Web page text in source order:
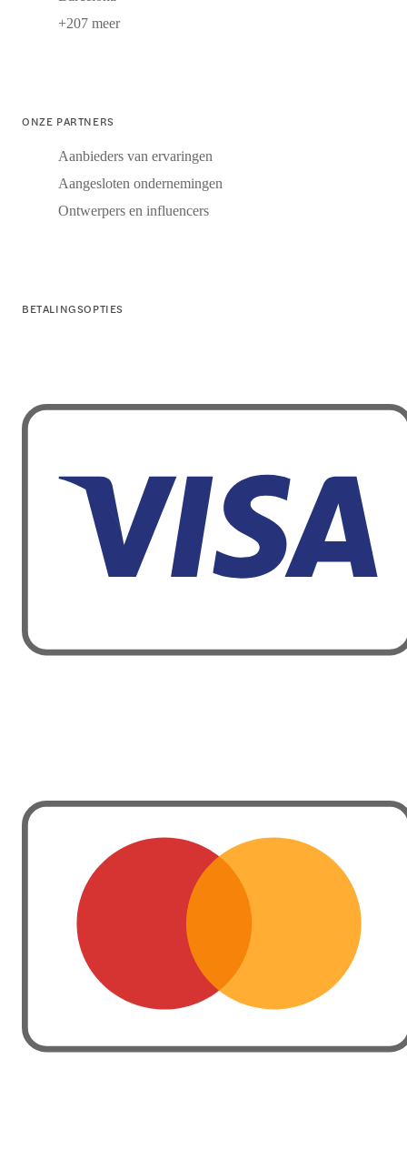
+207 meer
ONZE PARTNERS
Aanbieders van ervaringen
Aangesloten ondernemingen
Ontwerpers en influencers
BETALINGSOPTIES